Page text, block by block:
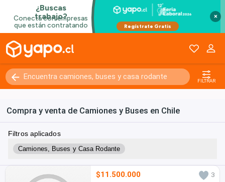
×
FILTRAR
Compra y venta de Camiones y Buses en Chile
Filtros aplicados
Camiones, Buses y Casa Rodante
$11.500.000
3